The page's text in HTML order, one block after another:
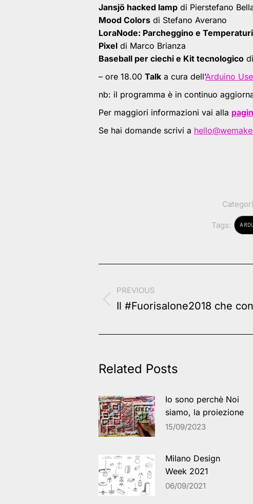
Jansjö hacked lamp di Pierstefano
Mood Colors di Stefano Averano
LoraNode: Parcheggino e
Pixel di Marco Brianza
Baseball per ciechi e Kit tecnologico
– ore 18.00 Talk a cura dell’Arduino
nb: il programma è in continuo
Per maggiori informazioni vai alla
Se hai domande scrivi a
Tags:
navigation
PREVIOUS
Previous
Il #Fuorisalone2018 che
Related Posts
Io sono perchè Noi
siamo, la proiezione
15/09/2023
Milano Design
Week 2021
06/09/2021